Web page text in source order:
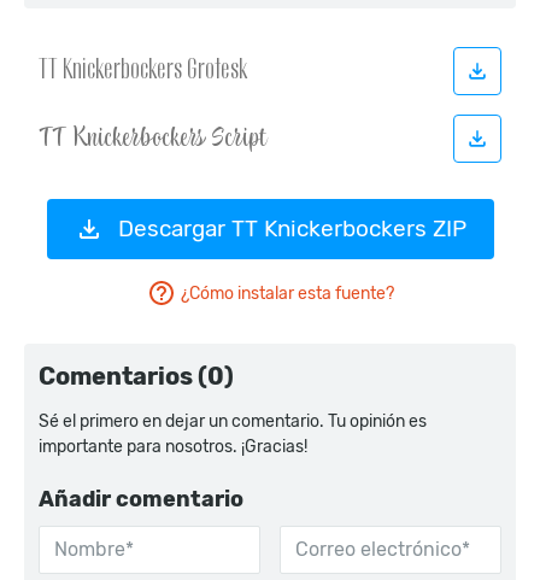
Descargar TT Knickerbockers ZIP
¿Cómo instalar esta fuente?
Comentarios (0)
Sé el primero en dejar un comentario. Tu opinión es
importante para nosotros. ¡Gracias!
Añadir comentario